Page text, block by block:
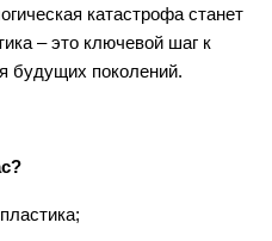
катастрофа станет
– это ключевой шаг к
будущих поколений.